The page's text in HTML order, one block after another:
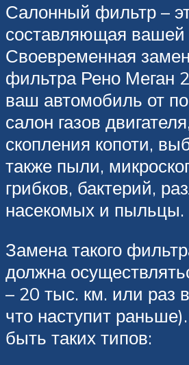
Салонный фильтр –
составляющая
Своевременная
фильтра Рено Меган
ваш автомобиль от
салон газов
скопления копоти,
также пыли,
грибков, бактерий,
насекомых и пыльцы.
Замена такого
должна
– 20 тыс. км. или раз
что наступит
быть таких типов: